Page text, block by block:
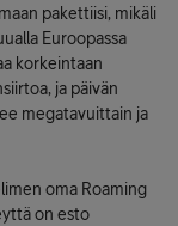
pakettiisi, mikäli
Euroopassa
korkeintaan
ja päivän
megatavuittain ja
oma Roaming
on esto